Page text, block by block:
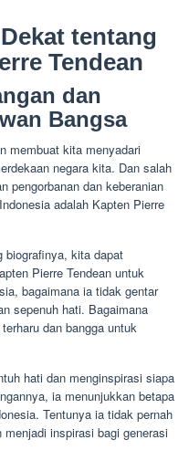
tentang
Tendean
dan
Bangsa
membuat kita menyadari
negara kita. Dan salah
pengorbanan dan keberanian
adalah Kapten Pierre
biografinya, kita dapat
Pierre Tendean untuk
bagaimana ia tidak gentar
sepenuh hati. Bagaimana
dan bangga untuk
hati dan menginspirasi siapa
ia menunjukkan betapa
Tentunya ia tidak pernah
inspirasi bagi generasi